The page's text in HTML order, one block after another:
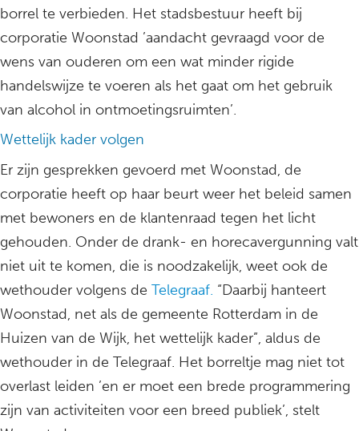
borrel te verbieden. Het stadsbestuur heeft bij
corporatie Woonstad ’aandacht gevraagd voor de
wens van ouderen om een wat minder rigide
handelswijze te voeren als het gaat om het gebruik
van alcohol in ontmoetingsruimten’.
Wettelijk kader volgen
Er zijn gesprekken gevoerd met Woonstad, de
corporatie heeft op haar beurt weer het beleid samen
met bewoners en de klantenraad tegen het licht
gehouden. Onder de drank- en horecavergunning valt
niet uit te komen, die is noodzakelijk, weet ook de
wethouder volgens de Telegraaf. “Daarbij hanteert
Woonstad, net als de gemeente Rotterdam in de
Huizen van de Wijk, het wettelijk kader”, aldus de
wethouder in de Telegraaf. Het borreltje mag niet tot
overlast leiden ’en er moet een brede programmering
zijn van activiteiten voor een breed publiek’, stelt